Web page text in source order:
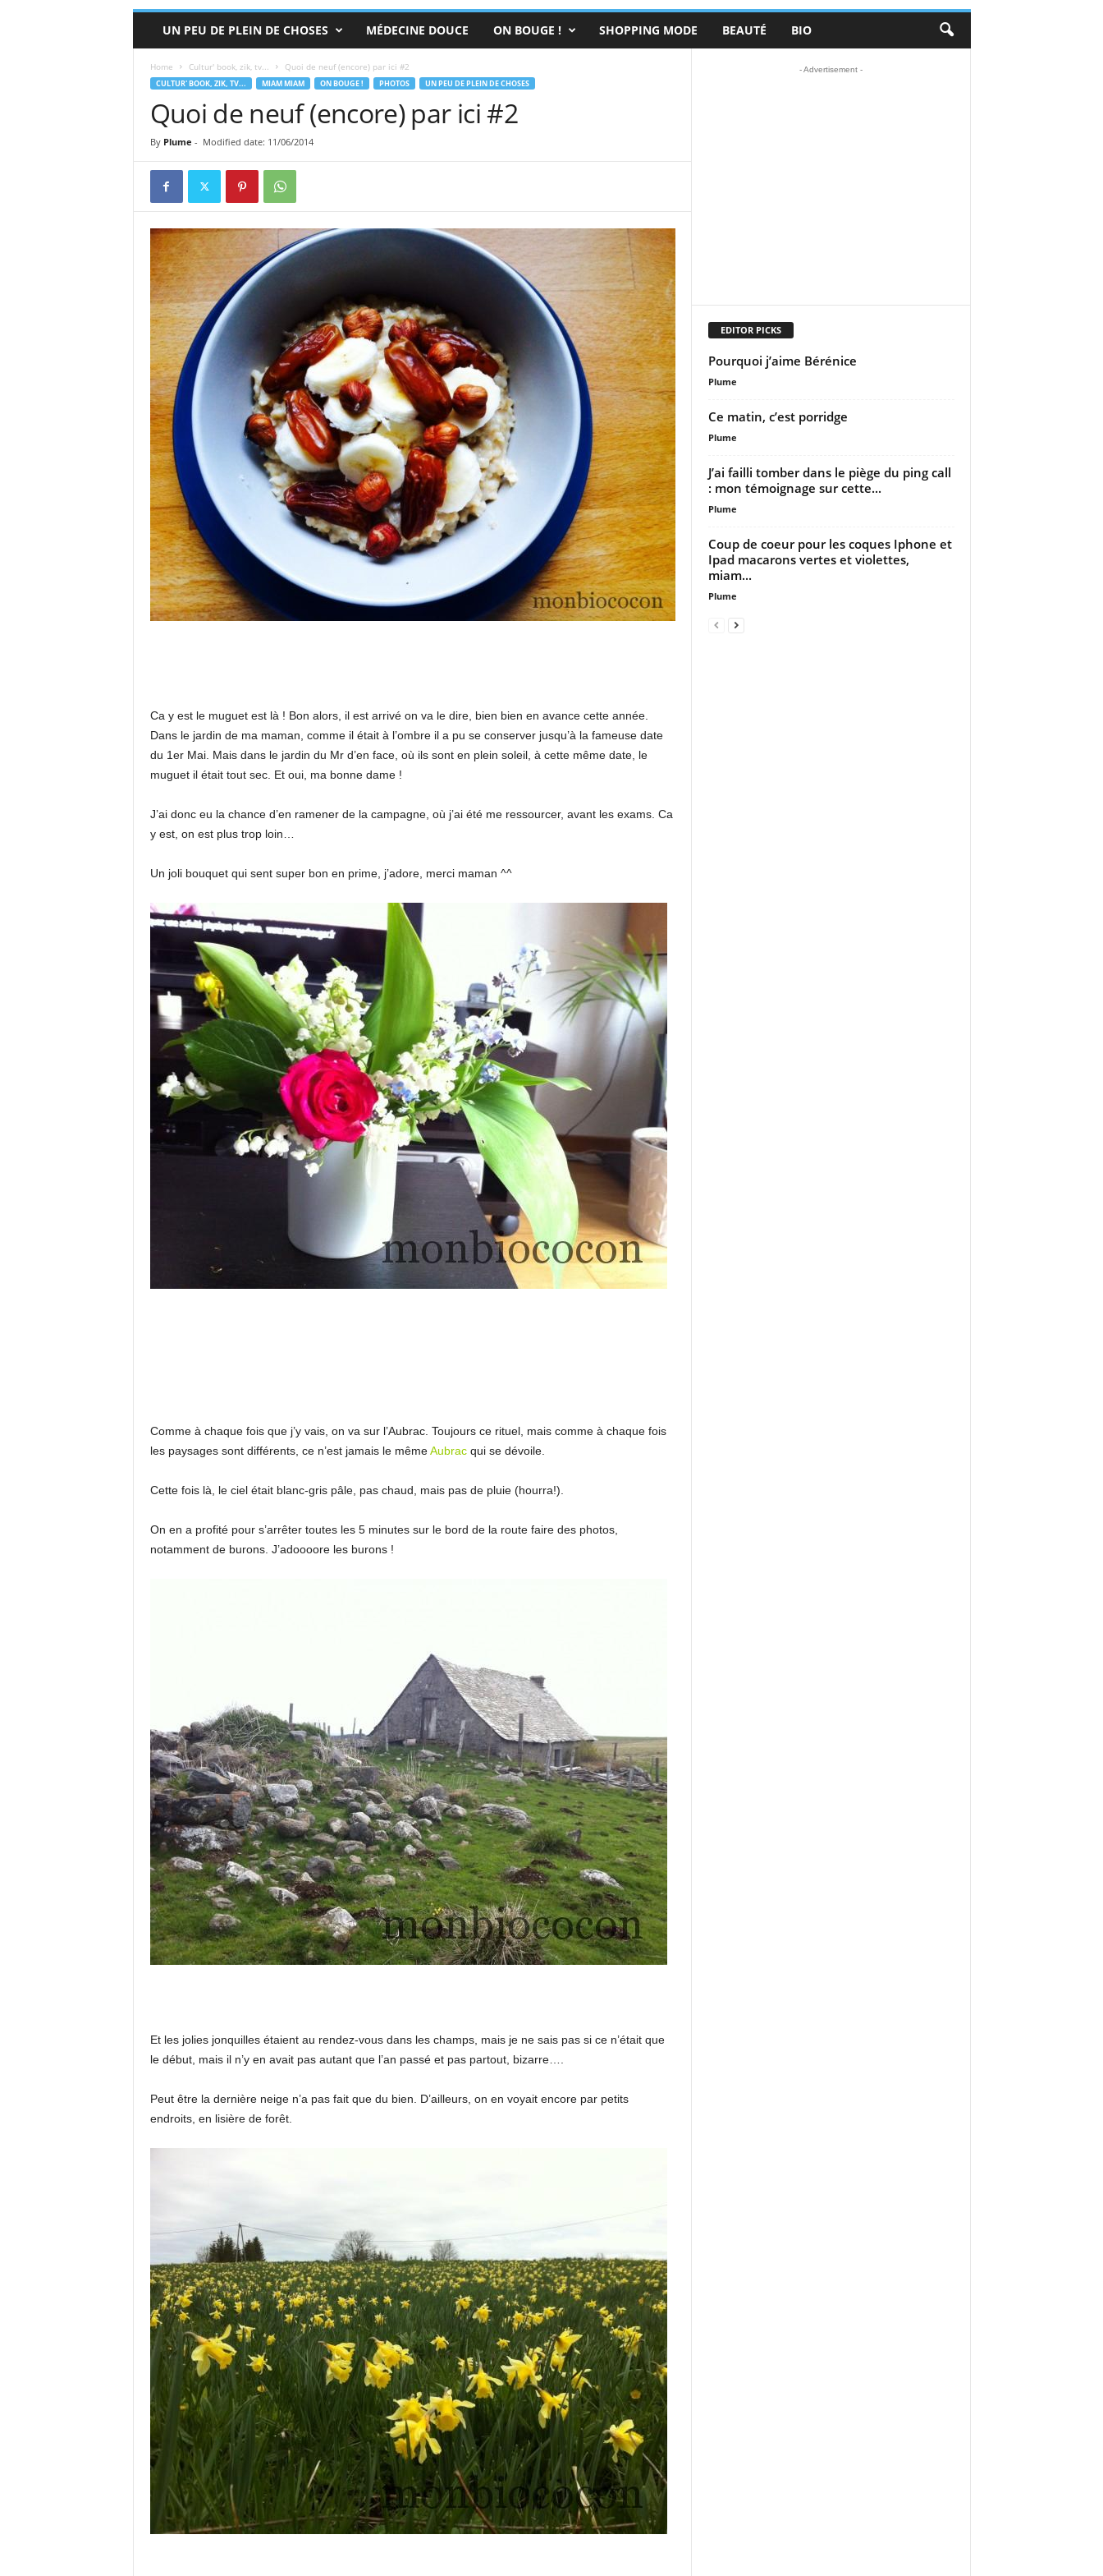
UN PEU DE PLEIN DE CHOSES MÉDECINE DOUCE ON BOUGE ! SHOPPING MODE BEAUTÉ BIO
Home Cultur' book, zik, tv... Quoi de neuf (encore) par ici #2
CULTUR' BOOK, ZIK, TV... MIAM MIAM ON BOUGE ! PHOTOS UN PEU DE PLEIN DE CHOSES
Quoi de neuf (encore) par ici #2
By Plume - Modified date: 11/06/2014
Ca y est le muguet est là ! Bon alors, il est arrivé on va le dire, bien bien en avance cette année.
Dans le jardin de ma maman, comme il était à l’ombre il a pu se conserver jusqu’à la fameuse date
du 1er Mai. Mais dans le jardin du Mr d’en face, où ils sont en plein soleil, à cette même date, le
muguet il était tout sec. Et oui, ma bonne dame !
J’ai donc eu la chance d’en ramener de la campagne, où j’ai été me ressourcer, avant les exams. Ca
y est, on est plus trop loin…
Un joli bouquet qui sent super bon en prime, j’adore, merci maman ^^
Comme à chaque fois que j’y vais, on va sur l’Aubrac. Toujours ce rituel, mais comme à chaque fois
les paysages sont différents, ce n’est jamais le mêmeAubracqui se dévoile.
Cette fois là, le ciel était blanc-gris pâle, pas chaud, mais pas de pluie (hourra!).
On en a profité pour s’arrêter toutes les 5 minutes sur le bord de la route faire des photos,
notamment de burons. J’adoooore les burons !
Et les jolies jonquilles étaient au rendez-vous dans les champs, mais je ne sais pas si ce n’était que
le début, mais il n’y en avait pas autant que l’an passé et pas partout, bizarre….
Peut être la dernière neige n’a pas fait que du bien. D’ailleurs, on en voyait encore par petits
endroits, en lisière de forêt.
- Advertisement -
EDITOR PICKS
Pourquoi j’aime Bérénice
Plume
Ce matin, c’est porridge
Plume
J’ai failli tomber dans le piège du ping call
: mon témoignage sur cette...
Plume
Coup de coeur pour les coques Iphone et
Ipad macarons vertes et violettes,
miam...
Plume